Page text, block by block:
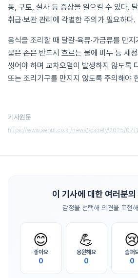
통, 구토, 설사 등 증상을 일으킬 수 있다.
취급·보관 관리에 각별한 주의가 필요하다.
음식을 조리할 때 달걀·육류·가금류를 만
묻은 손은 반드시 흐르는 물에 비누 등 세
씻어야 하며 교차오염이 발생하지 않도록
또는 조리기구를 만지지 않도록 주의해야
기사원문
https://www.seoul.co.kr/news/society/2025/
이 기사에 대한 여러분
감정을 선택해 의견을 표현
😊
좋아요
0
💪
응원해요
0
😢
슬퍼
0